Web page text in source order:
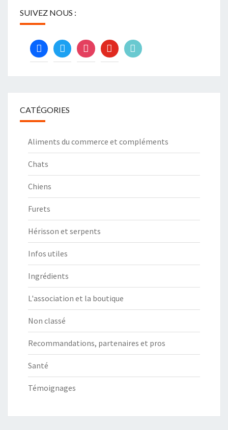
SUIVEZ NOUS :
facebooktwitterinstagramyoutubetiktok
CATÉGORIES
Aliments du commerce et compléments
Chats
Chiens
Furets
Hérisson et serpents
Infos utiles
Ingrédients
L'association et la boutique
Non classé
Recommandations, partenaires et pros
Santé
Témoignages